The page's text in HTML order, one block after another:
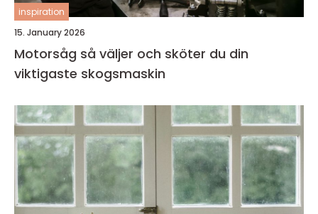
inspiration
15. January 2026
Motorsåg så väljer och sköter du din
viktigaste skogsmaskin